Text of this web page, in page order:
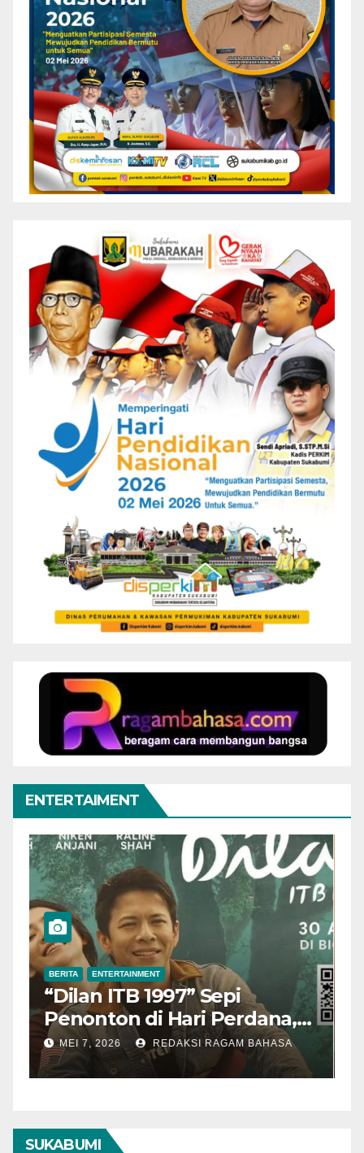
ENTERTAIMENT
BERITA ENTERTAINMENT
“Dilan ITB 1997” Sepi
Penonton di Hari Perdana,
Pengamat Nilai Cerita
Kurang Kuat
MEI 7, 2026 REDAKSI RAGAM BAHASA
SUKABUMI